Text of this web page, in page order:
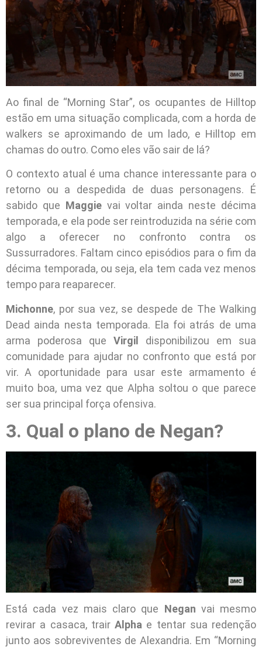
Ao final de “Morning Star”, os ocupantes de Hilltop
estão em uma situação complicada, com a horda de
walkers se aproximando de um lado, e Hilltop em
chamas do outro. Como eles vão sair de lá?
O contexto atual é uma chance interessante para o
retorno ou a despedida de duas personagens. É
sabido que Maggievai voltar ainda neste décima
temporada, e ela pode ser reintroduzida na série com
algo a oferecer no confronto contra os
Sussurradores. Faltam cinco episódios para o fim da
décima temporada, ou seja, ela tem cada vez menos
tempo para reaparecer.
Michonne, por sua vez, se despede de The Walking
Dead ainda nesta temporada. Ela foi atrás de uma
arma poderosa que Virgil disponibilizou em sua
comunidade para ajudar no confronto que está por
vir. A oportunidade para usar este armamento é
muito boa, uma vez que Alpha soltou o que parece
ser sua principal força ofensiva.
3. Qual o plano de Negan?
Está cada vez mais claro que Negan vai mesmo
revirar a casaca, trair Alpha e tentar sua redenção
junto aos sobreviventes de Alexandria. Em “Morning